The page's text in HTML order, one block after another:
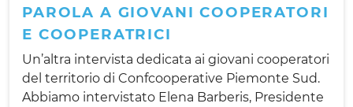
PAROLA A GIOVANI COOPERATORI
E COOPERATRICI
Un’altra intervista dedicata ai giovani cooperatori
del territorio di Confcooperative Piemonte Sud.
Abbiamo intervistato Elena Barberis, Presidente